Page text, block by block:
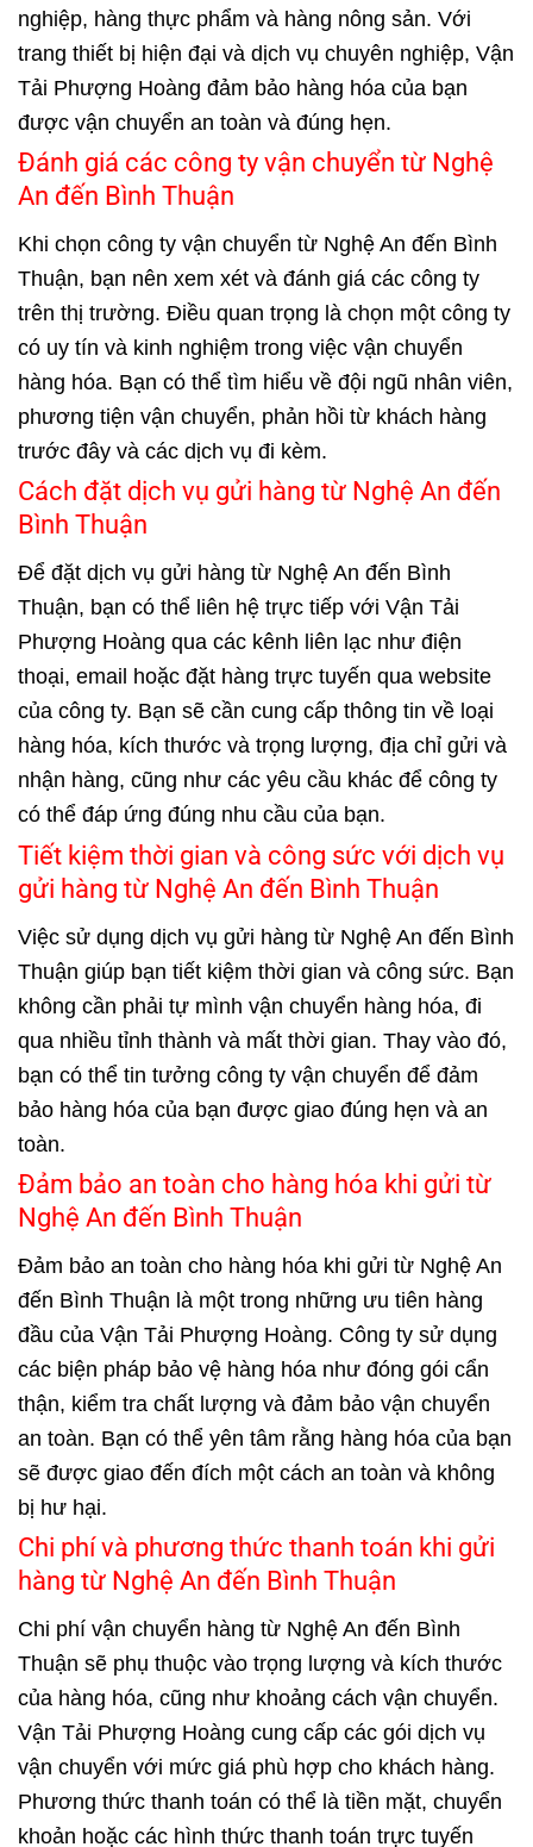
nghiệp, hàng thực phẩm và hàng nông sản. Với
trang thiết bị hiện đại và dịch vụ chuyên nghiệp, Vận
Tải Phượng Hoàng đảm bảo hàng hóa của bạn
được vận chuyển an toàn và đúng hẹn.
Đánh giá các công ty vận chuyển từ Nghệ
An đến Bình Thuận
Khi chọn công ty vận chuyển từ Nghệ An đến Bình
Thuận, bạn nên xem xét và đánh giá các công ty
trên thị trường. Điều quan trọng là chọn một công ty
có uy tín và kinh nghiệm trong việc vận chuyển
hàng hóa. Bạn có thể tìm hiểu về đội ngũ nhân viên,
phương tiện vận chuyển, phản hồi từ khách hàng
trước đây và các dịch vụ đi kèm.
Cách đặt dịch vụ gửi hàng từ Nghệ An đến
Bình Thuận
Để đặt dịch vụ gửi hàng từ Nghệ An đến Bình
Thuận, bạn có thể liên hệ trực tiếp với Vận Tải
Phượng Hoàng qua các kênh liên lạc như điện
thoại, email hoặc đặt hàng trực tuyến qua website
của công ty. Bạn sẽ cần cung cấp thông tin về loại
hàng hóa, kích thước và trọng lượng, địa chỉ gửi và
nhận hàng, cũng như các yêu cầu khác để công ty
có thể đáp ứng đúng nhu cầu của bạn.
Tiết kiệm thời gian và công sức với dịch vụ
gửi hàng từ Nghệ An đến Bình Thuận
Việc sử dụng dịch vụ gửi hàng từ Nghệ An đến Bình
Thuận giúp bạn tiết kiệm thời gian và công sức. Bạn
không cần phải tự mình vận chuyển hàng hóa, đi
qua nhiều tỉnh thành và mất thời gian. Thay vào đó,
bạn có thể tin tưởng công ty vận chuyển để đảm
bảo hàng hóa của bạn được giao đúng hẹn và an
toàn.
Đảm bảo an toàn cho hàng hóa khi gửi từ
Nghệ An đến Bình Thuận
Đảm bảo an toàn cho hàng hóa khi gửi từ Nghệ An
đến Bình Thuận là một trong những ưu tiên hàng
đầu của Vận Tải Phượng Hoàng. Công ty sử dụng
các biện pháp bảo vệ hàng hóa như đóng gói cẩn
thận, kiểm tra chất lượng và đảm bảo vận chuyển
an toàn. Bạn có thể yên tâm rằng hàng hóa của bạn
sẽ được giao đến đích một cách an toàn và không
bị hư hại.
Chi phí và phương thức thanh toán khi gửi
hàng từ Nghệ An đến Bình Thuận
Chi phí vận chuyển hàng từ Nghệ An đến Bình
Thuận sẽ phụ thuộc vào trọng lượng và kích thước
của hàng hóa, cũng như khoảng cách vận chuyển.
Vận Tải Phượng Hoàng cung cấp các gói dịch vụ
vận chuyển với mức giá phù hợp cho khách hàng.
Phương thức thanh toán có thể là tiền mặt, chuyển
khoản hoặc các hình thức thanh toán trực tuyến